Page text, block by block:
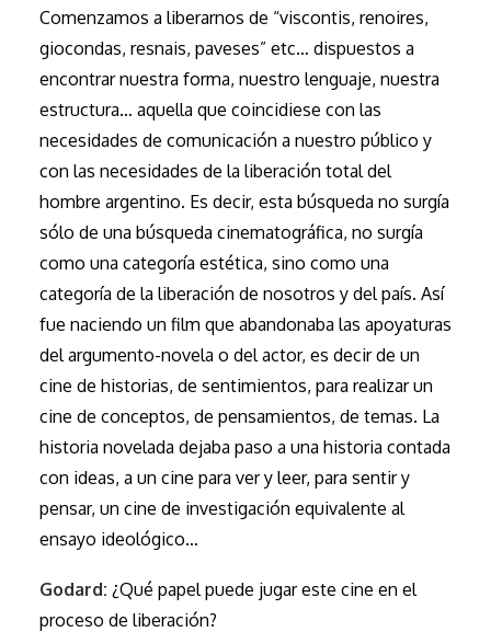
Comenzamos a liberarnos de “viscontis, renoires,
giocondas, resnais, paveses” etc… dispuestos a
encontrar nuestra forma, nuestro lenguaje, nuestra
estructura… aquella que coincidiese con las
necesidades de comunicación a nuestro público y
con las necesidades de la liberación total del
hombre argentino. Es decir, esta búsqueda no surgía
sólo de una búsqueda cinematográfica, no surgía
como una categoría estética, sino como una
categoría de la liberación de nosotros y del país. Así
fue naciendo un film que abandonaba las apoyaturas
del argumento-novela o del actor, es decir de un
cine de historias, de sentimientos, para realizar un
cine de conceptos, de pensamientos, de temas. La
historia novelada dejaba paso a una historia contada
con ideas, a un cine para ver y leer, para sentir y
pensar, un cine de investigación equivalente al
ensayo ideológico…
Godard: ¿Qué papel puede jugar este cine en el
proceso de liberación?